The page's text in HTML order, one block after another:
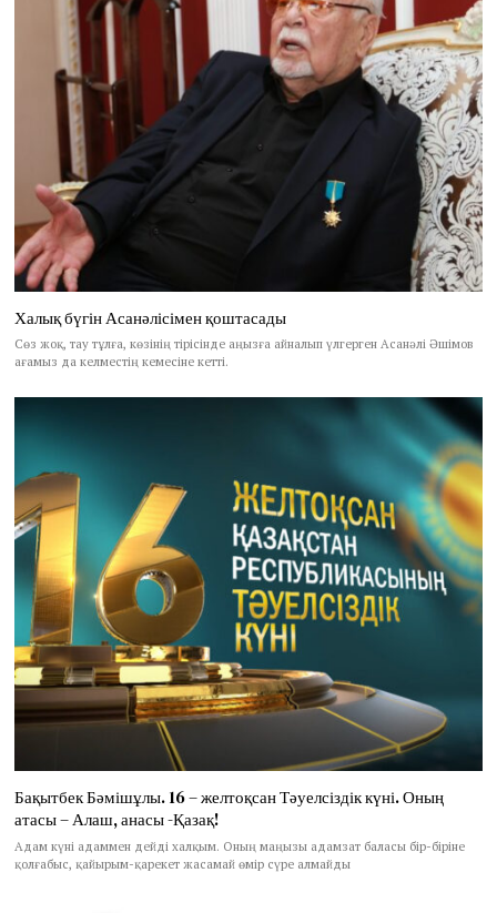
Халық бүгін Асанәлісімен қоштасады
Сөз жоқ, тау тұлға, көзінің тірісінде аңызға айналып үлгерген Асанәлі Әшімов
ағамыз да келместің кемесіне кетті.
Бақытбек Бәмішұлы. 16 – желтоқсан Тәуелсіздік күні. Оның
атасы – Алаш, анасы -Қазақ!
Адам күні адаммен дейді халқым. Оның маңызы адамзат баласы бір-біріне
қолғабыс, қайырым-қарекет жасамай өмір сүре алмайды